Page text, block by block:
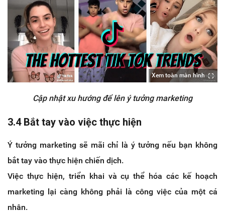
Xem toàn màn hình
Cập nhật xu hướng để lên ý tưởng marketing
3.4 Bắt tay vào việc thực hiện
Ý tưởng marketing sẽ mãi chỉ là ý tưởng nếu bạn không
bắt tay vào thực hiện chiến dịch.
Việc thực hiện, triển khai và cụ thể hóa các kế hoạch
marketing lại càng không phải là công việc của một cá
nhân.